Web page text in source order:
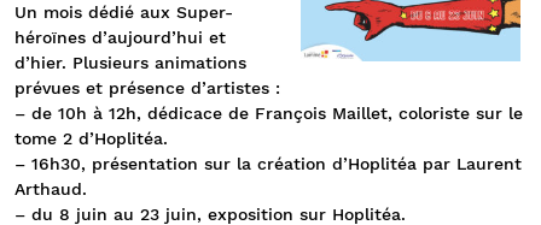
Un mois dédié aux Super-
héroïnes d’aujourd’hui et
d’hier. Plusieurs animations
prévues et présence d’artistes :
– de 10h à 12h, dédicace de François Maillet, coloriste sur le
tome 2 d’Hoplitéa.
– 16h30, présentation sur la création d’Hoplitéa par Laurent
Arthaud.
– du 8 juin au 23 juin, exposition sur Hoplitéa.